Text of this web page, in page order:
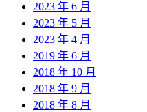
2023 年 6 月
2023 年 5 月
2023 年 4 月
2019 年 6 月
2018 年 10 月
2018 年 9 月
2018 年 8 月